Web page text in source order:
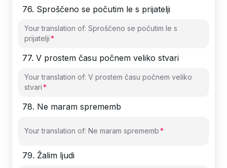
76. Sproščeno se počutim le s prijatelji
Your translation of: Sproščeno se počutim le s
prijatelji
77. V prostem času počnem veliko stvari
Your translation of: V prostem času počnem veliko
stvari
78. Ne maram sprememb
Your translation of: Ne maram sprememb
79. Žalim ljudi